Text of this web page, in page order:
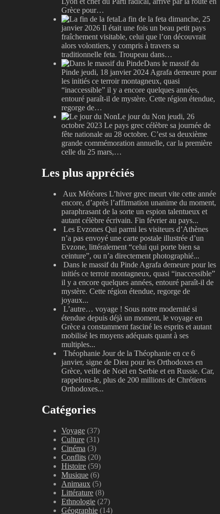
Grèce pour…
La fin de la feta dimanche, 25
janvier 2026 Il était une fois un beau petit pays
fraîchement visitable, celui que l’on découvrait
alors volontiers, y compris à travers sa
traditionnelle feta. Troupeau dans…
Dans le massif du
Pinde jeudi, 18 janvier 2024 Agrafa demeure pour
les initiés ce terroir montagneux, quasi
“inaccessible” il y a encore quelques années,
entouré paraît-il de mystère. Cette région étendue,
regorge de…
Le jour du Non jeudi, 26
octobre 2023 Le pays grec célèbre sa journée de
fête nationale au 28 octobre. C’est sa deuxième
grande commémoration annuelle, car la première
celle du 25 mars,…
Les plus appréciés
Aux Météores L’hiver grec meurt vite cette année
encore, d’après l’affirmation unanime du moment,
paraphrasant de la sorte un espion talentueux et
autant célèbre écrivain. Fin février au pays...
Les Evzones Qui parmi les visiteurs d’Athènes
n’a pas envoyé une carte postale illustrée d’un
Evzone, littéralement “celui qui porte bien sa
ceinture”, ou n’a directement photographié...
Dans le massif du Pinde Agrafa demeure pour les
initiés ce terroir montagneux, quasi “inaccessible”
il y a encore quelques années, entouré paraît-il de
mystère. Cette région étendue, regorge de
joyaux...
L’autre… voyage ! Sous notre modernité si
étendue depuis déjà un moment, le voyage en
Grèce a constamment fasciné les esprits et autant
mobilisé les moyens adéquats quant à ses
multiples...
Théophanie Jour de la Théophanie en ce 6
janvier, signe de Dieu pour les Orthodoxes en
Grèce, veille de Noël en Serbie et en Russie. Car,
rappelons-le, plus de 200 millions de Chrétiens
Orthodoxes...
Catégories
Voyage (37)
Culture (31)
Cinéma (3)
Conflits (20)
Histoire (59)
Musique (6)
Animaux (5)
Littérature (8)
Ethnologie (27)
Géographie (14)